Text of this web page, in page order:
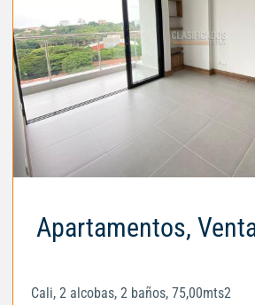
Apartamentos,
Cali, 2 alcobas, 2 baños, 75,00mts2